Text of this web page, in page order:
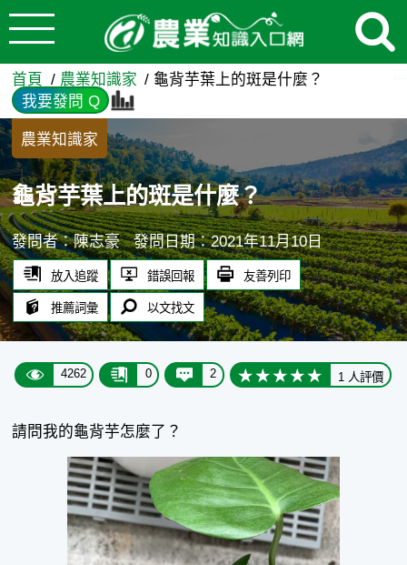
跳到主要內容
龜背芋葉上的斑是什麼？ -
首頁 農業知識家
龜背芋葉上的斑是什麼？
我要發問 Q
農業知識家
龜背芋葉上的斑是什麼？
發問者：陳志豪 發問日期：2021年11月10日
放入追蹤 錯誤回報 友善列印
推薦詞彙 以文找文
4262 0 2 1 人評價
請問我的龜背芋怎麼了？